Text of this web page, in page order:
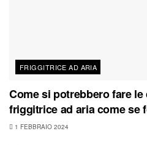
FRIGGITRICE AD ARIA
Come si potrebbero fare
friggitrice ad aria come se
1 FEBBRAIO 2024